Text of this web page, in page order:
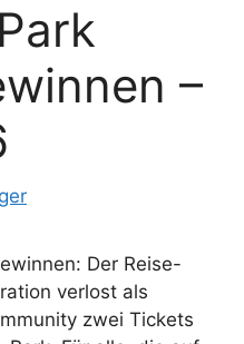
–
Der Reise-
verlost als
zwei Tickets